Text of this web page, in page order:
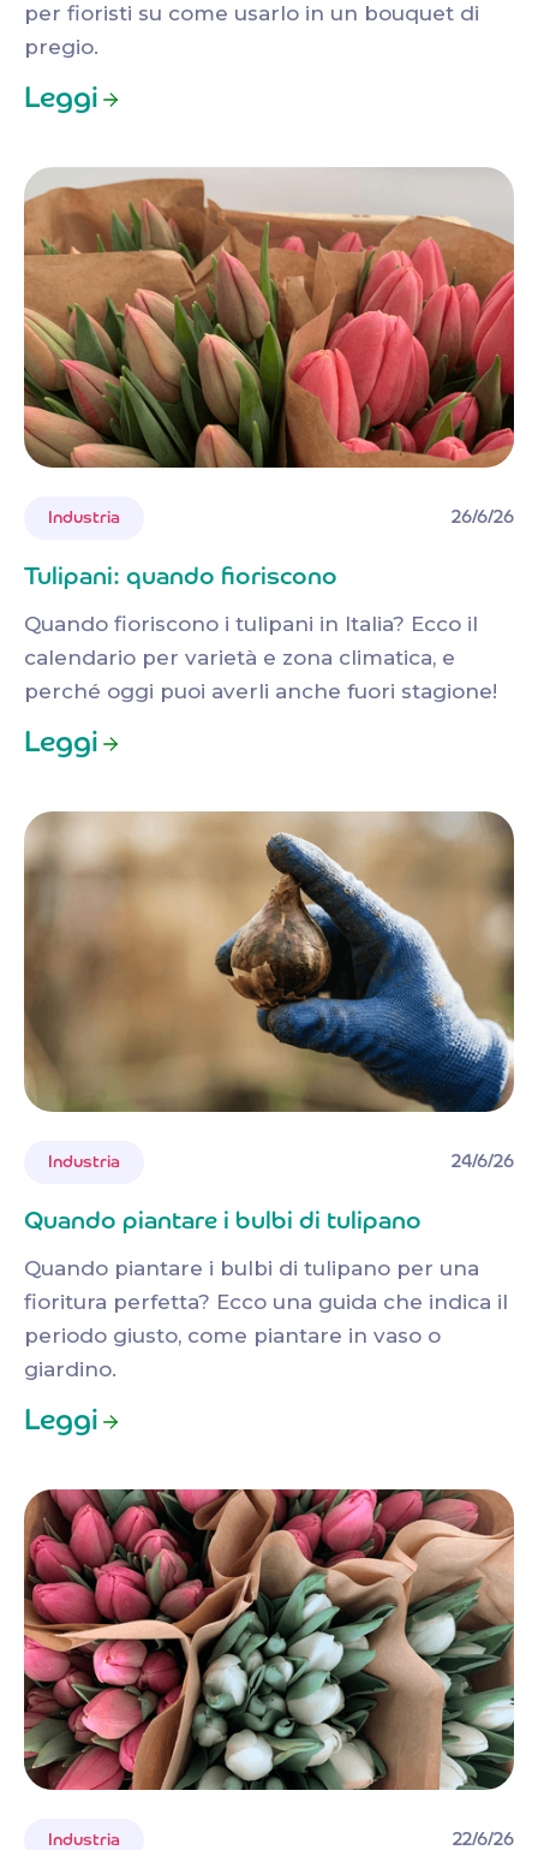
per fioristi su come usarlo in un bouquet di
pregio.
Leggi
Industria 26/6/26
Tulipani: quando fioriscono
Quando fioriscono i tulipani in Italia? Ecco il
calendario per varietà e zona climatica, e
perché oggi puoi averli anche fuori stagione!
Leggi
Industria 24/6/26
Quando piantare i bulbi di tulipano
Quando piantare i bulbi di tulipano per una
fioritura perfetta? Ecco una guida che indica il
periodo giusto, come piantare in vaso o
giardino.
Leggi
Industria 22/6/26